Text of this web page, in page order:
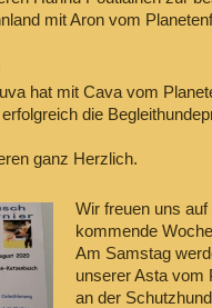
mit Aron vom
hat mit Cava vom
die
ganz Herzlich.
Wir freuen uns auf
kommende
Am Samstag
unserer Asta vom
an der